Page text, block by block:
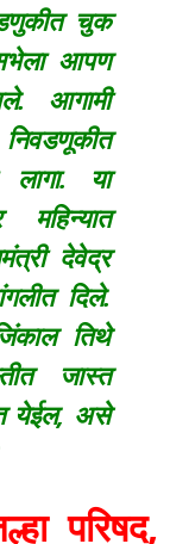
चुक
आपण
आगामी
लागा. या
महिन्यात
देवेद्र
दिले.
तिथे
जास्त
येईल, असे
परिषद,